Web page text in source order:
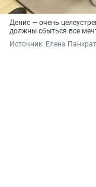
Денис — очень
должны сбыться все
Источник: Елена